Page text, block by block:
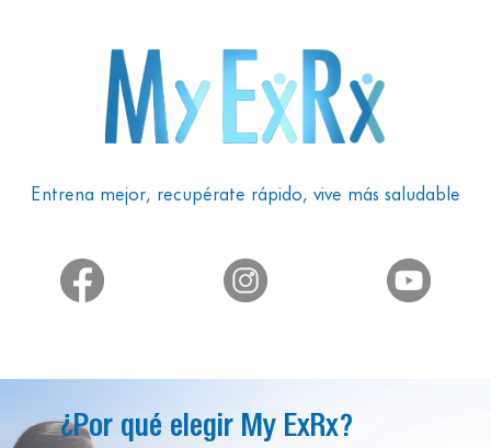
Entrena mejor, recupérate rápido, vive más saludable
¿Por qué elegir My ExRx?